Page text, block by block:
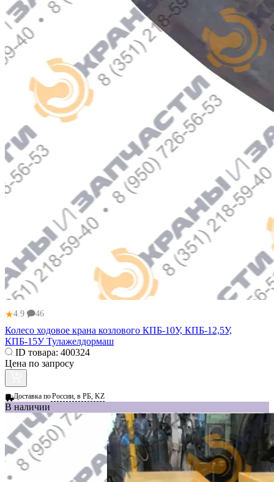
★4.9 46
Колесо ходовое крана козлового КПБ-10У, КПБ-12,5У,
КПБ-15У Тулажелдормаш
ID товара: 400324
Цена по запросу
Доставка поРоссии, в РБ, KZ
В наличии